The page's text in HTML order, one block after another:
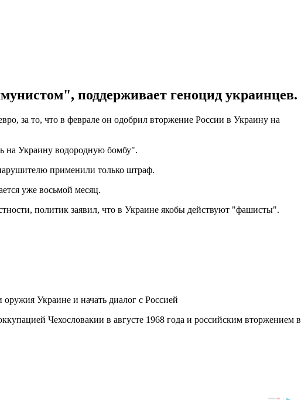
поддерживает геноцид украинцев.
за то, что в феврале он одобрил вторжение России в Украину на
на Украину водородную бомбу".
применили только штраф.
уже восьмой месяц.
политик заявил, что в Украине якобы действуют "фашисты".
оружия Украине и начать диалог с Россией
Чехословакии в августе 1968 года и российским вторжением в